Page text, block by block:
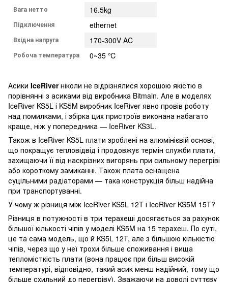
Вага нетто 16.5kg
Підключення ethernet
Вхідна напруга 170-300V AC
Робоча температура 0~35 ℃
Асики IceRiverніколи не відрізнялися хорошою якістю в
порівнянні з асиками від виробника Bitmain. Але в моделях
IceRiver KS5L і KS5M виробник IceRiver явно провів роботу
над помилками, і збірка цих пристроїв виконана набагато
краще, ніж у попередника — IceRiver KS3L.
Також в IceRiver KS5L плати зроблені на алюмінієвій основі,
що покращує тепловідвід і продовжує термін служби плати,
захищаючи її від наскрізних вигорянь при сильному перегріві
або короткому замиканні. Також плата оснащена
суцільними радіаторами — така конструкція більш надійна
при транспортуванні.
У чому ж різниця між IceRiver KS5L 12T і IceRiver KS5M 15T?
Різниця в потужності в три терахеші досягається за рахунок
більшої кількості чіпів у моделі KS5M на 15 терахеш. По суті,
це та сама модель, що й KS5L 12T, але з більшою кількістю
чіпів, через що у неї трохи більше споживання і вища
тепломісткість плати (вона працює при більш високій
температурі, відповідно, такий асик менш надійний, тому що
більше схильний до перегріву). Зважаючи на доволі суттєву